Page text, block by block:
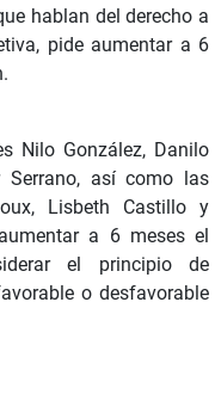
hablan del derecho a
pide aumentar a 6
Nilo González, Danilo
Serrano, así como las
Lisbeth Castillo y
a 6 meses el
el principio de
o desfavorable